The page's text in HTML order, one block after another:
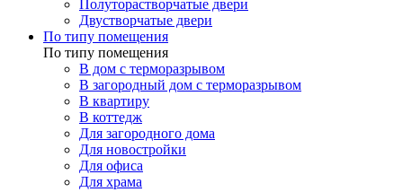
Полуторастворчатые двери
Двустворчатые двери
По типу помещения
По типу помещения
В дом с терморазрывом
В загородный дом с терморазрывом
В квартиру
В коттедж
Для загородного дома
Для новостройки
Для офиса
Для храма